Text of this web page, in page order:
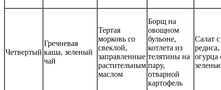
Четвертый
Гречневая
каша, зеленый
чай
Тертая
морковь со
свеклой,
заправленные
растительным
маслом
Борщ на
овощном
бульоне,
котлета из
телятины на
пару,
отварной
картофель
Салат с
редиса,
огурца